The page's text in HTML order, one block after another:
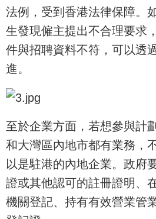
法例，受到香港法律保障。
生發現僱主提出不合理要求
件與招聘資料不符，可以透
進。
至於企業方面，若想參與計
和大灣區內地市都有業務，
以是駐港的內地企業。政府
證或其他認可的註冊證明、
機關登記、持有有效營業管